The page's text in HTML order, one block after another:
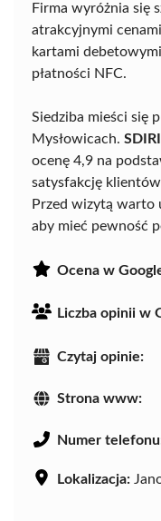
Firma wyróżnia się
atrakcyjnymi
kartami
płatności NFC.
Siedziba mieści się
Mysłowicach.
ocenę 4,9 na
satysfakcję
Przed wizytą warto
aby mieć pewność
Ocena w
Liczba opinii w
Czytaj opinie:
Strona www:
Numer
Lokalizacja: